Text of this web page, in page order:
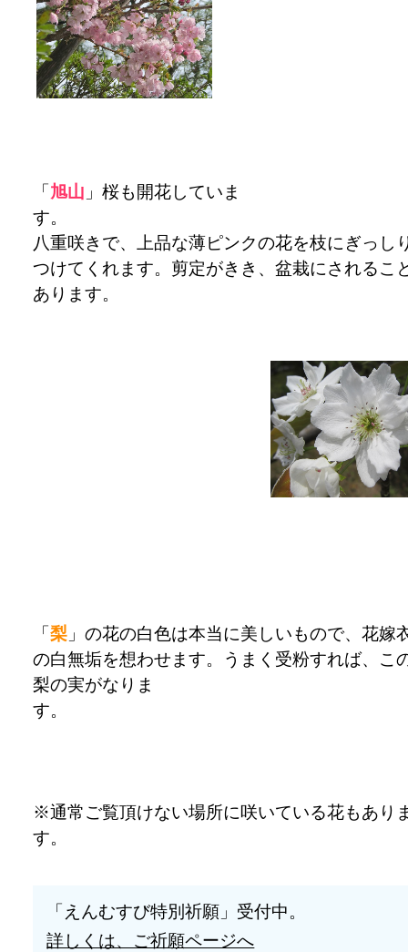
「旭山 」桜も開花していま
八重咲きで、上品な薄ピンクの花を枝にぎっし
つけてくれます。剪定がきき、盆栽にされるこ
あります。
「梨 」の花の白色は本当に美しいもので、花嫁
の白無垢を想わせます。うまく受粉すれば、こ
梨の実がなりま
※通常ご覧頂けない場所に咲いている花もあり
「えんむすび特別祈願」受付中。
詳しくは、ご祈願ページへ